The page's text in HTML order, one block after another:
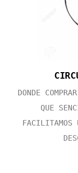
DONDE
QUE
FACILITAMOS